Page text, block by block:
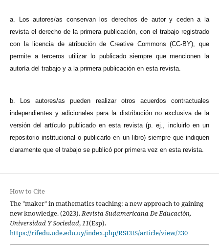
a. Los autores/as conservan los derechos de autor y ceden a la
revista el derecho de la primera publicación, con el trabajo registrado
con la licencia de atribución de Creative Commons (CC-BY), que
permite a terceros utilizar lo publicado siempre que mencionen la
autoría del trabajo y a la primera publicación en esta revista.
b. Los autores/as pueden realizar otros acuerdos contractuales
independientes y adicionales para la distribución no exclusiva de la
versión del artículo publicado en esta revista (p. ej., incluirlo en un
repositorio institucional o publicarlo en un libro) siempre que indiquen
claramente que el trabajo se publicó por primera vez en esta revista.
How to Cite
The "maker" in mathematics teaching: a new approach to gaining
new knowledge. (2023).Revista Sudamericana De Educación,
Universidad Y Sociedad,11(Esp).
https://rifedu.ude.edu.uy/index.php/RSEUS/article/view/230